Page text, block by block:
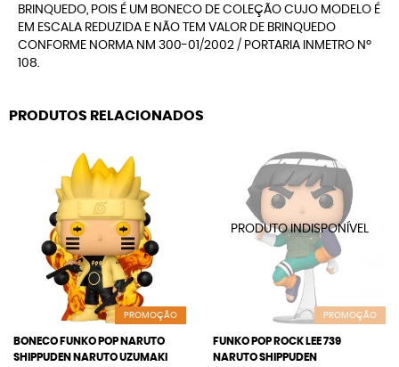
BRINQUEDO, POIS É UM BONECO DE COLEÇÃO CUJO MODELO É
EM ESCALA REDUZIDA E NÃO TEM VALOR DE BRINQUEDO
CONFORME NORMA NM 300-01/2002 / PORTARIA INMETRO Nº
108.
PRODUTOS RELACIONADOS
PROMOÇÃO
BONECO FUNKO POP NARUTO
SHIPPUDEN NARUTO UZUMAKI
PROMOÇÃO
FUNKO POP ROCK LEE 739
NARUTO SHIPPUDEN